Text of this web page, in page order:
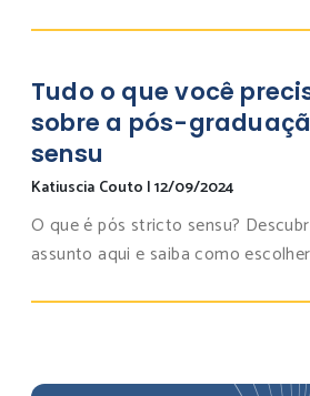
Tudo o que você
sobre a pós-
sensu
Katiuscia Couto |12/09/2024
O que é pós stricto sensu?
assunto aqui e saiba como escolher